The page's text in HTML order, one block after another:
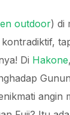
outdoor) di
Di Hakone
angin